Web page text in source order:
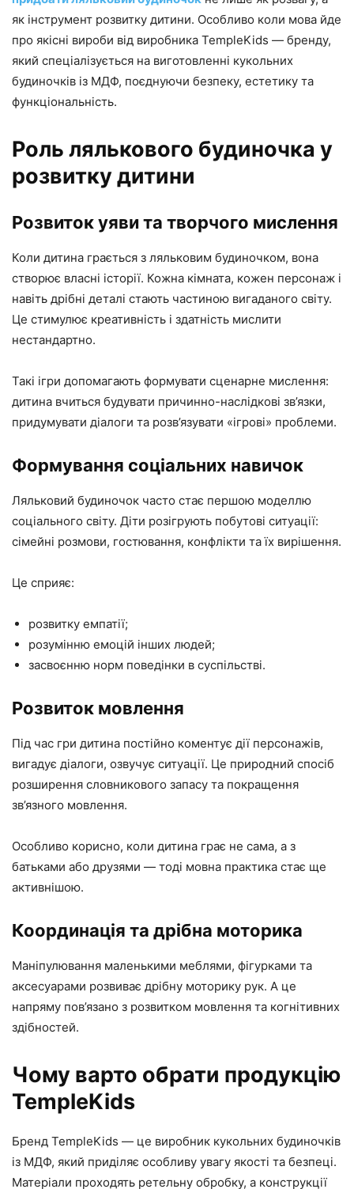
як інструмент розвитку дитини. Особливо коли мова йде
про якісні вироби від виробника TempleKids — бренду,
який спеціалізується на виготовленні кукольних
будиночків із МДФ, поєднуючи безпеку, естетику та
функціональність.
Роль лялькового будиночка у
розвитку дитини
Розвиток уяви та творчого мислення
Коли дитина грається з ляльковим будиночком, вона
створює власні історії. Кожна кімната, кожен персонаж і
навіть дрібні деталі стають частиною вигаданого світу.
Це стимулює креативність і здатність мислити
нестандартно.
Такі ігри допомагають формувати сценарне мислення:
дитина вчиться будувати причинно-наслідкові зв’язки,
придумувати діалоги та розв’язувати «ігрові» проблеми.
Формування соціальних навичок
Ляльковий будиночок часто стає першою моделлю
соціального світу. Діти розігрують побутові ситуації:
сімейні розмови, гостювання, конфлікти та їх вирішення.
Це сприяє:
розвитку емпатії;
розумінню емоцій інших людей;
засвоєнню норм поведінки в суспільстві.
Розвиток мовлення
Під час гри дитина постійно коментує дії персонажів,
вигадує діалоги, озвучує ситуації. Це природний спосіб
розширення словникового запасу та покращення
зв’язного мовлення.
Особливо корисно, коли дитина грає не сама, а з
батьками або друзями — тоді мовна практика стає ще
активнішою.
Координація та дрібна моторика
Маніпулювання маленькими меблями, фігурками та
аксесуарами розвиває дрібну моторику рук. А це
напряму пов’язано з розвитком мовлення та когнітивних
здібностей.
Чому варто обрати продукцію
TempleKids
Бренд TempleKids — це виробник кукольних будиночків
із МДФ, який приділяє особливу увагу якості та безпеці.
Матеріали проходять ретельну обробку, а конструкції